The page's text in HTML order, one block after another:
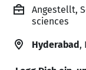
Angestellt,
sciences
Hyderabad,